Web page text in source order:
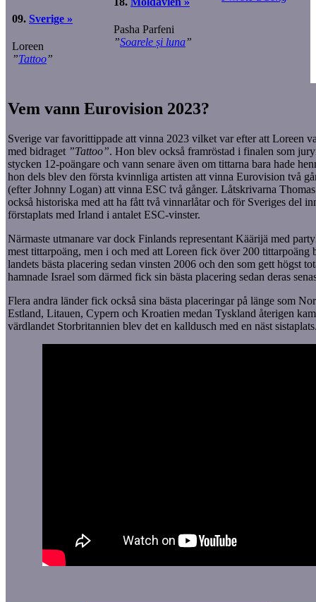
09. Sverige »
Loreen
”Tattoo”
Pasha Parfeni
”Soarele și luna”
Vem vann Eurovision 2023?
Sverige var favorittippade att vinna 2023 vilket var efter att Loreen
med bidraget ”Tattoo”. Hon blev också framröstad i finalen som
stycken 12-poängare och vann senare även om tittarna bara hade
hon dels blev den första kvinnliga artisten att vinna Eurovision två
(efter Johnny Logan) att vinna ESC två gånger. Låtskrivarna
också historiska med att ha fått två vinnarlåtar och för Sveriges del
förstaplats med Irland i antalet ESC-vinster.
Närmaste utmanare var dock Finlands representant Käärijä med
mest tittarpoäng, men i och med att Loreen fick över 200
landets bästa placering sedan vinsten 2006 och den som gett högst
hamnade Israel som därmed fick sin bästa placering sedan deras
Flera andra länder fick också sina bästa placeringar på länge som
Estland, Litauen, Cypern och Kroatien medan Tyskland återigen
värdlandet Storbritannien blev det en kalldusch med en näst